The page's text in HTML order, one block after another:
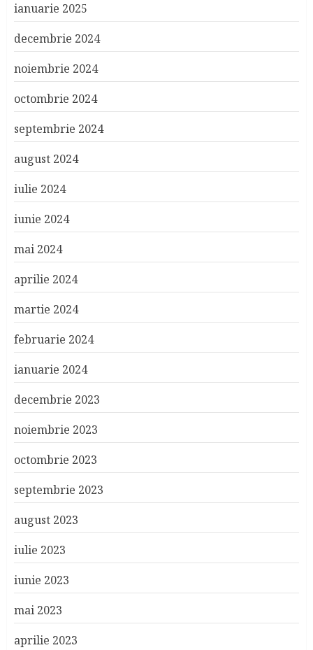
ianuarie 2025
decembrie 2024
noiembrie 2024
octombrie 2024
septembrie 2024
august 2024
iulie 2024
iunie 2024
mai 2024
aprilie 2024
martie 2024
februarie 2024
ianuarie 2024
decembrie 2023
noiembrie 2023
octombrie 2023
septembrie 2023
august 2023
iulie 2023
iunie 2023
mai 2023
aprilie 2023